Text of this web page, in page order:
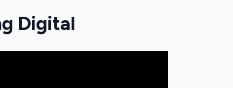
Digital